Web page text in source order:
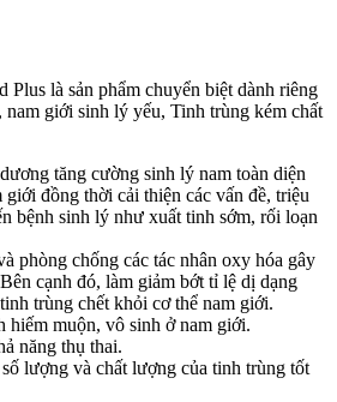
Plus là sản phẩm chuyển biệt dành riêng
giới sinh lý yếu, Tinh trùng kém chất
tăng cường sinh lý nam toàn diện
giới đồng thời cải thiện các vấn đề, triệu
bệnh sinh lý như xuất tinh sớm, rối loạn
phòng chống các tác nhân oxy hóa gây
cạnh đó, làm giảm bớt tỉ lệ dị dạng
trùng chết khỏi cơ thể nam giới.
hiếm muộn, vô sinh ở nam giới.
năng thụ thai.
lượng và chất lượng của tinh trùng tốt